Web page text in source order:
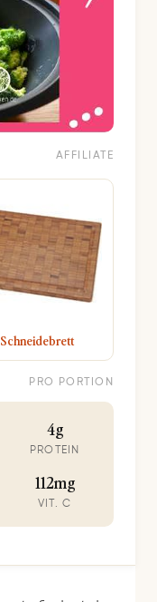
AFFILIATE
Schneidebrett
PRO PORTION
4g
PROTEIN
112mg
VIT. C